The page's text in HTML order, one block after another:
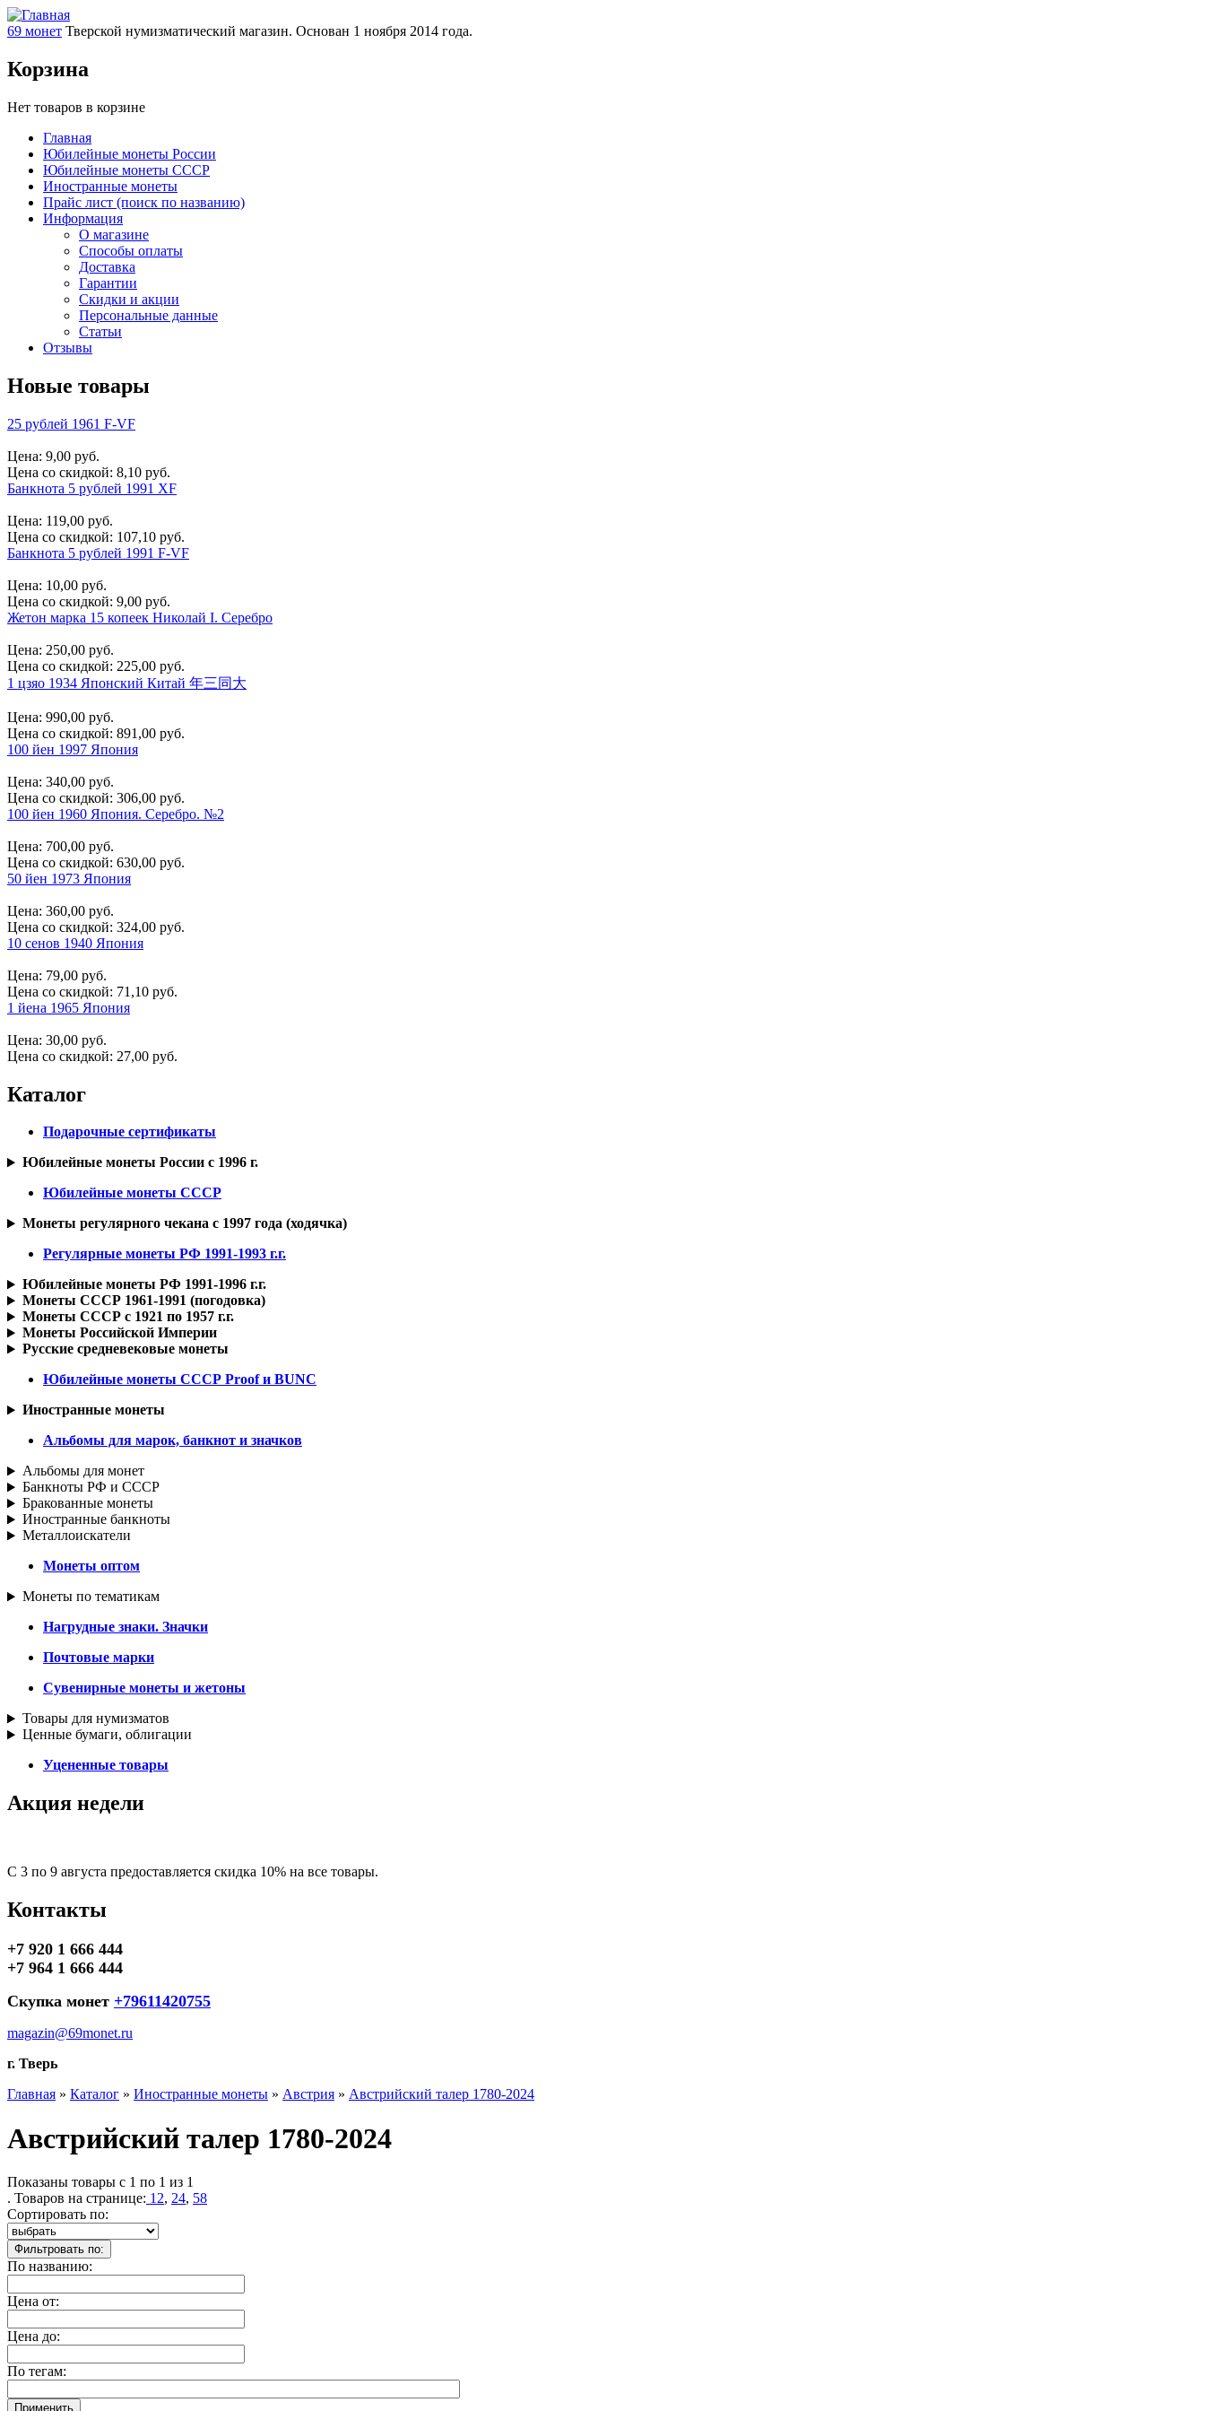
69 монет Тверской нумизматический магазин. Основан 1 ноября 2014 года.
Корзина
Нет товаров в корзине
Главная
Юбилейные монеты России
Юбилейные монеты СССР
Иностранные монеты
Прайс лист (поиск по названию)
Информация
О магазине
Способы оплаты
Доставка
Гарантии
Скидки и акции
Персональные данные
Статьи
Отзывы
Новые товары
25 рублей 1961 F-VF
Цена: 9,00 руб.
Цена со скидкой: 8,10 руб.
Банкнота 5 рублей 1991 XF
Цена: 119,00 руб.
Цена со скидкой: 107,10 руб.
Банкнота 5 рублей 1991 F-VF
Цена: 10,00 руб.
Цена со скидкой: 9,00 руб.
Жетон марка 15 копеек Николай I. Серебро
Цена: 250,00 руб.
Цена со скидкой: 225,00 руб.
1 цзяо 1934 Японский Китай 年三同大
Цена: 990,00 руб.
Цена со скидкой: 891,00 руб.
100 йен 1997 Япония
Цена: 340,00 руб.
Цена со скидкой: 306,00 руб.
100 йен 1960 Япония. Серебро. №2
Цена: 700,00 руб.
Цена со скидкой: 630,00 руб.
50 йен 1973 Япония
Цена: 360,00 руб.
Цена со скидкой: 324,00 руб.
10 сенов 1940 Япония
Цена: 79,00 руб.
Цена со скидкой: 71,10 руб.
1 йена 1965 Япония
Цена: 30,00 руб.
Цена со скидкой: 27,00 руб.
Каталог
Подарочные сертификаты
Юбилейные монеты России с 1996 г.
Юбилейные монеты СССР
Монеты регулярного чекана с 1997 года (ходячка)
Регулярные монеты РФ 1991-1993 г.г.
Юбилейные монеты РФ 1991-1996 г.г.
Монеты СССР 1961-1991 (погодовка)
Монеты СССР с 1921 по 1957 г.г.
Монеты Российской Империи
Русские средневековые монеты
Юбилейные монеты СССР Proof и BUNC
Иностранные монеты
Альбомы для марок, банкнот и значков
Альбомы для монет
Банкноты РФ и СССР
Бракованные монеты
Иностранные банкноты
Металлоискатели
Монеты оптом
Монеты по тематикам
Нагрудные знаки. Значки
Почтовые марки
Сувенирные монеты и жетоны
Товары для нумизматов
Ценные бумаги, облигации
Уцененные товары
Акция недели
С 3 по 9 августа предоставляется скидка 10% на все товары.
Контакты
+7 920 1 666 444
+7 964 1 666 444
Скупка монет +79611420755
magazin@69monet.ru
г. Тверь
Главная » Каталог » Иностранные монеты » Австрия » Австрийский талер 1780-2024
Австрийский талер 1780-2024
Показаны товары с 1 по 1 из 1
. Товаров на странице: 12, 24, 58
Сортировать по:
По названию:
Цена от:
Цена до:
По тегам: